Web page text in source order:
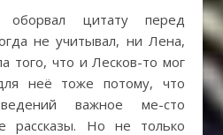
цитату перед
не учитывал, ни Лена,
того, что и Лесков-то мог
неё тоже потому, что
важное ме-сто
рассказы. Но не только